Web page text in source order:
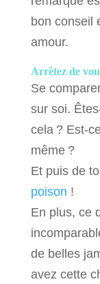
bon conseil
amour.
Arrêtez de
Se
sur soi.
cela ? Est-
même ?
Et puis de
poison !
En plus, ce
de belles
avez cette